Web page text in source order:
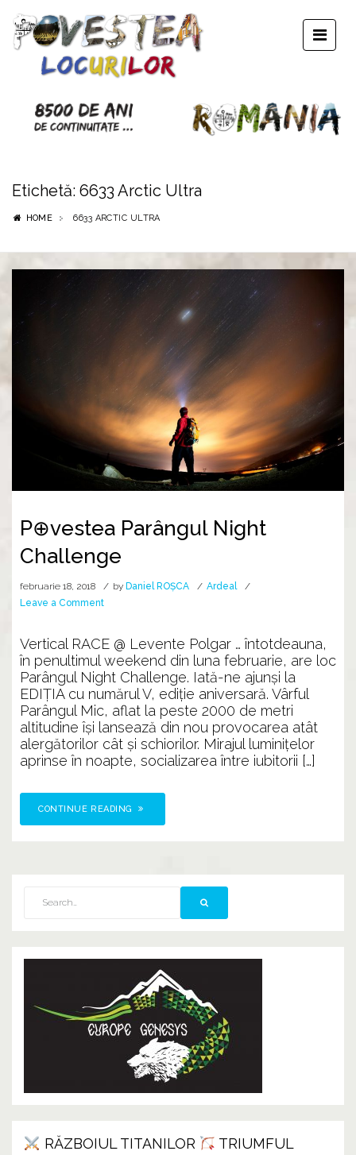
Etichetă: 6633 Arctic Ultra
HOME 6633 ARCTIC ULTRA
P⊕vestea Parângul Night
Challenge
februarie 18, 2018 by Daniel ROȘCA
Ardeal
Leave a Commenton
Night
Challenge
Vertical RACE @ Levente Polgar … întotdeauna,
în penultimul weekend din luna februarie, are loc
Parângul Night Challenge. Iată-ne ajunşi la
EDIŢIA cu numărul V, ediție aniversară. Vârful
Parângul Mic, aflat la peste 2000 de metri
altitudine îşi lansează din nou provocarea atât
alergătorilor cât şi schiorilor. Mirajul luminiţelor
aprinse în noapte, socializarea între iubitorii […]
CONTINUE READING
RĂZBOIUL TITANILOR
TRIUMFUL